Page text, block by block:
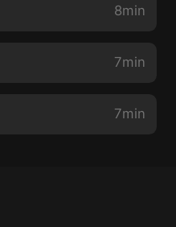
8min
7min
7min